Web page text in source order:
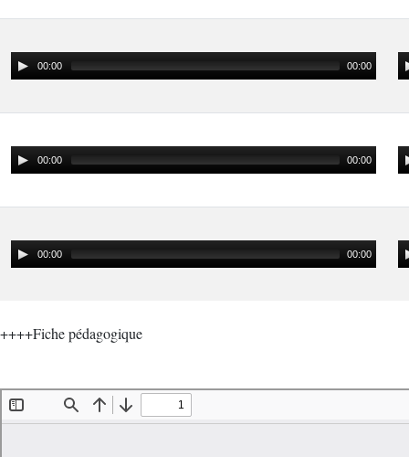
00:00 00:00
00:00 00:00
00:00 00:00
++++Fiche pédagogique